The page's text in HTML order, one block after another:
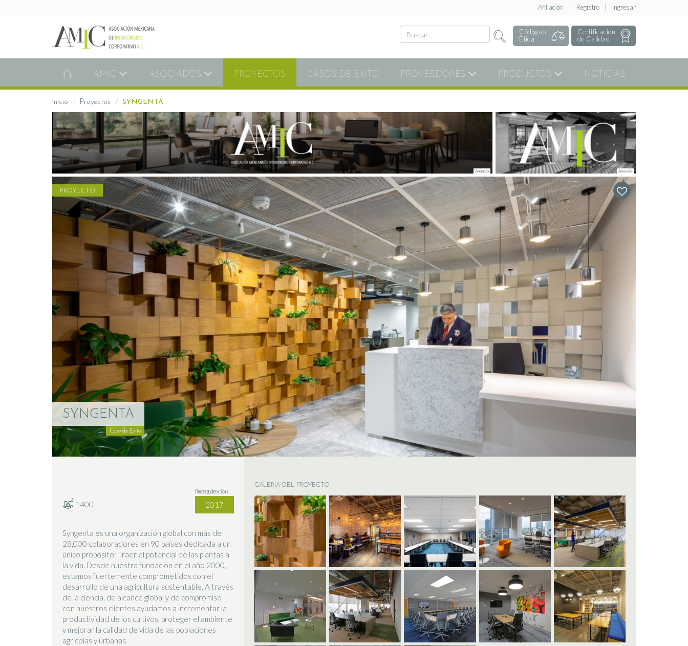
Ingresar
Registro
Afiliación
Código de
Ética
Certificación
de Calidad
AMIC ASOCIADOS PROYECTOS CASOS DE ÉXITO PROVEEDORES PRODUCTOS NOTICIAS
Inicio Proyectos SYNGENTA
PROYECTO
SYNGENTA
Caso de Exito
1400
Fecha de Inauguración
2017
Syngenta es una organización global con más de
28,000 colaboradores en 90 países dedicada a un
único propósito: Traer el potencial de las plantas a
la vida. Desde nuestra fundación en el año 2000,
estamos fuertemente comprometidos con el
desarrollo de una agricultura sustentable. A través
de la ciencia, de alcance global y de compromiso
con nuestros clientes ayudamos a incrementar la
productividad de los cultivos, proteger el ambiente
y mejorar la calidad de vida de las poblaciones
agrícolas y urbanas.
GALERIA DEL PROYECTO